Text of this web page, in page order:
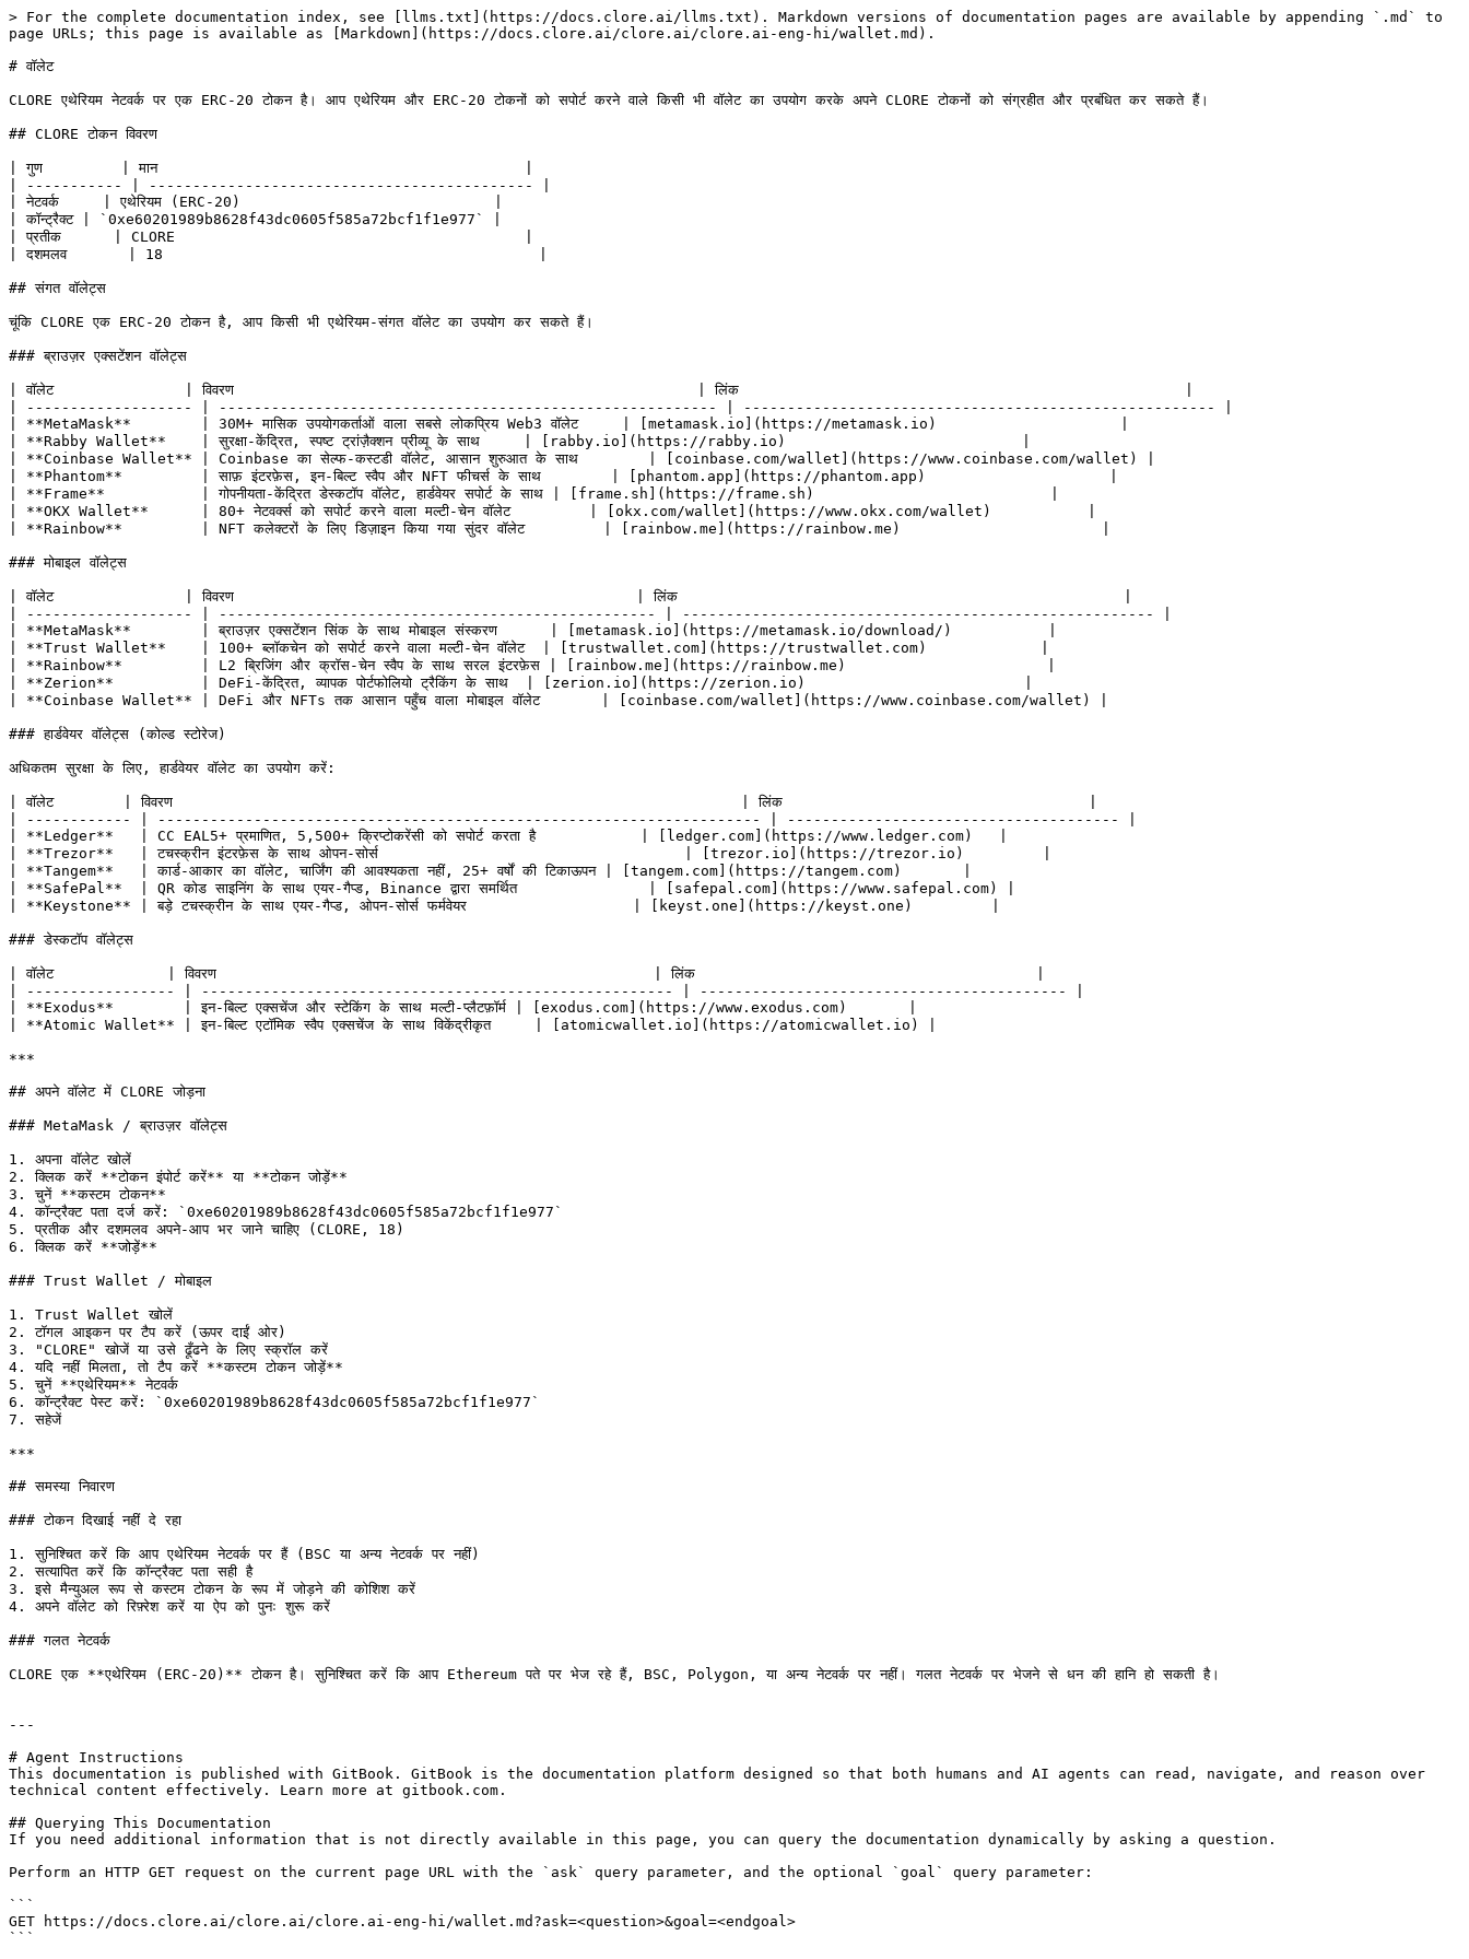
> For the complete documentation index, see [llms.txt](https://docs.clore.ai/llms.txt). Markdown versions of documentation pages are available by appending `.md` to
page URLs; this page is available as [Markdown](https://docs.clore.ai/clore.ai/clore.ai-eng-hi/wallet.md).
# वॉलेट
CLORE एथेरियम नेटवर्क पर एक ERC-20 टोकन है। आप एथेरियम और ERC-20 टोकनों को सपोर्ट करने वाले किसी भी वॉलेट का उपयोग करके अपने CLORE टोकनों को संग्रहीत और प्रबंधित कर सकते हैं।
## CLORE टोकन विवरण
| गुण         | मान                                          |
| ----------- | -------------------------------------------- |
| नेटवर्क     | एथेरियम (ERC-20)                             |
| कॉन्ट्रैक्ट | `0xe60201989b8628f43dc0605f585a72bcf1f1e977` |
| प्रतीक      | CLORE                                        |
| दशमलव       | 18                                           |
## संगत वॉलेट्स
चूंकि CLORE एक ERC-20 टोकन है, आप किसी भी एथेरियम-संगत वॉलेट का उपयोग कर सकते हैं।
### ब्राउज़र एक्सटेंशन वॉलेट्स
| वॉलेट               | विवरण                                                     | लिंक                                                   |
| ------------------- | --------------------------------------------------------- | ------------------------------------------------------ |
| **MetaMask**        | 30M+ मासिक उपयोगकर्ताओं वाला सबसे लोकप्रिय Web3 वॉलेट     | [metamask.io](https://metamask.io)                     |
| **Rabby Wallet**    | सुरक्षा-केंद्रित, स्पष्ट ट्रांज़ैक्शन प्रीव्यू के साथ     | [rabby.io](https://rabby.io)                           |
| **Coinbase Wallet** | Coinbase का सेल्फ-कस्टडी वॉलेट, आसान शुरुआत के साथ        | [coinbase.com/wallet](https://www.coinbase.com/wallet) |
| **Phantom**         | साफ़ इंटरफ़ेस, इन-बिल्ट स्वैप और NFT फीचर्स के साथ        | [phantom.app](https://phantom.app)                     |
| **Frame**           | गोपनीयता-केंद्रित डेस्कटॉप वॉलेट, हार्डवेयर सपोर्ट के साथ | [frame.sh](https://frame.sh)                           |
| **OKX Wallet**      | 80+ नेटवर्क्स को सपोर्ट करने वाला मल्टी-चेन वॉलेट         | [okx.com/wallet](https://www.okx.com/wallet)           |
| **Rainbow**         | NFT कलेक्टरों के लिए डिज़ाइन किया गया सुंदर वॉलेट         | [rainbow.me](https://rainbow.me)                       |
### मोबाइल वॉलेट्स
| वॉलेट               | विवरण                                              | लिंक                                                   |
| ------------------- | -------------------------------------------------- | ------------------------------------------------------ |
| **MetaMask**        | ब्राउज़र एक्सटेंशन सिंक के साथ मोबाइल संस्करण      | [metamask.io](https://metamask.io/download/)           |
| **Trust Wallet**    | 100+ ब्लॉकचेन को सपोर्ट करने वाला मल्टी-चेन वॉलेट  | [trustwallet.com](https://trustwallet.com)             |
| **Rainbow**         | L2 ब्रिजिंग और क्रॉस-चेन स्वैप के साथ सरल इंटरफ़ेस | [rainbow.me](https://rainbow.me)                       |
| **Zerion**          | DeFi-केंद्रित, व्यापक पोर्टफोलियो ट्रैकिंग के साथ  | [zerion.io](https://zerion.io)                         |
| **Coinbase Wallet** | DeFi और NFTs तक आसान पहुँच वाला मोबाइल वॉलेट       | [coinbase.com/wallet](https://www.coinbase.com/wallet) |
### हार्डवेयर वॉलेट्स (कोल्ड स्टोरेज)
अधिकतम सुरक्षा के लिए, हार्डवेयर वॉलेट का उपयोग करें:
| वॉलेट        | विवरण                                                                 | लिंक                                   |
| ------------ | --------------------------------------------------------------------- | -------------------------------------- |
| **Ledger**   | CC EAL5+ प्रमाणित, 5,500+ क्रिप्टोकरेंसी को सपोर्ट करता है            | [ledger.com](https://www.ledger.com)   |
| **Trezor**   | टचस्क्रीन इंटरफ़ेस के साथ ओपन-सोर्स                                   | [trezor.io](https://trezor.io)         |
| **Tangem**   | कार्ड-आकार का वॉलेट, चार्जिंग की आवश्यकता नहीं, 25+ वर्षों की टिकाऊपन | [tangem.com](https://tangem.com)       |
| **SafePal**  | QR कोड साइनिंग के साथ एयर-गैप्ड, Binance द्वारा समर्थित               | [safepal.com](https://www.safepal.com) |
| **Keystone** | बड़े टचस्क्रीन के साथ एयर-गैप्ड, ओपन-सोर्स फर्मवेयर                   | [keyst.one](https://keyst.one)         |
### डेस्कटॉप वॉलेट्स
| वॉलेट             | विवरण                                                  | लिंक                                       |
| ----------------- | ------------------------------------------------------ | ------------------------------------------ |
| **Exodus**        | इन-बिल्ट एक्सचेंज और स्टेकिंग के साथ मल्टी-प्लैटफ़ॉर्म | [exodus.com](https://www.exodus.com)       |
| **Atomic Wallet** | इन-बिल्ट एटॉमिक स्वैप एक्सचेंज के साथ विकेंद्रीकृत     | [atomicwallet.io](https://atomicwallet.io) |
***
## अपने वॉलेट में CLORE जोड़ना
### MetaMask / ब्राउज़र वॉलेट्स
1. अपना वॉलेट खोलें
2. क्लिक करें **टोकन इंपोर्ट करें** या **टोकन जोड़ें**
3. चुनें **कस्टम टोकन**
4. कॉन्ट्रैक्ट पता दर्ज करें: `0xe60201989b8628f43dc0605f585a72bcf1f1e977`
5. प्रतीक और दशमलव अपने-आप भर जाने चाहिए (CLORE, 18)
6. क्लिक करें **जोड़ें**
### Trust Wallet / मोबाइल
1. Trust Wallet खोलें
2. टॉगल आइकन पर टैप करें (ऊपर दाईं ओर)
3. "CLORE" खोजें या उसे ढूँढने के लिए स्क्रॉल करें
4. यदि नहीं मिलता, तो टैप करें **कस्टम टोकन जोड़ें**
5. चुनें **एथेरियम** नेटवर्क
6. कॉन्ट्रैक्ट पेस्ट करें: `0xe60201989b8628f43dc0605f585a72bcf1f1e977`
7. सहेजें
***
## समस्या निवारण
### टोकन दिखाई नहीं दे रहा
1. सुनिश्चित करें कि आप एथेरियम नेटवर्क पर हैं (BSC या अन्य नेटवर्क पर नहीं)
2. सत्यापित करें कि कॉन्ट्रैक्ट पता सही है
3. इसे मैन्युअल रूप से कस्टम टोकन के रूप में जोड़ने की कोशिश करें
4. अपने वॉलेट को रिफ़्रेश करें या ऐप को पुनः शुरू करें
### गलत नेटवर्क
CLORE एक **एथेरियम (ERC-20)** टोकन है। सुनिश्चित करें कि आप Ethereum पते पर भेज रहे हैं, BSC, Polygon, या अन्य नेटवर्क पर नहीं। गलत नेटवर्क पर भेजने से धन की हानि हो सकती है।
---
# Agent Instructions
This documentation is published with GitBook. GitBook is the documentation platform designed so that both humans and AI agents can read, navigate, and reason over
technical content effectively. Learn more at gitbook.com.
## Querying This Documentation
If you need additional information that is not directly available in this page, you can query the documentation dynamically by asking a question.
Perform an HTTP GET request on the current page URL with the `ask` query parameter, and the optional `goal` query parameter:
```
GET https://docs.clore.ai/clore.ai/clore.ai-eng-hi/wallet.md?ask=<question>&goal=<endgoal>
```